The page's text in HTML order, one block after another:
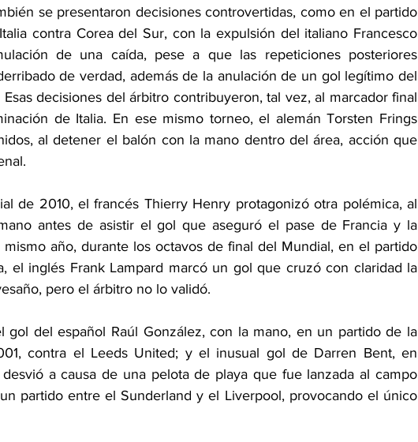
se presentaron decisiones controvertidas, como en el partido
contra Corea del Sur, con la expulsión del italiano Francesco
de una caída, pese a que las repeticiones posteriores
de verdad, además de la anulación de un gol legítimo del
decisiones del árbitro contribuyeron, tal vez, al marcador final
de Italia. En ese mismo torneo, el alemán Torsten Frings
al detener el balón con la mano dentro del área, acción que
de 2010, el francés Thierry Henry protagonizó otra polémica, al
antes de asistir el gol que aseguró el pase de Francia y la
mismo año, durante los octavos de final del Mundial, en el partido
el inglés Frank Lampard marcó un gol que cruzó con claridad la
pero el árbitro no lo validó.
gol del español Raúl González, con la mano, en un partido de la
contra el Leeds United; y el inusual gol de Darren Bent, en
a causa de una pelota de playa que fue lanzada al campo
partido entre el Sunderland y el Liverpool, provocando el único